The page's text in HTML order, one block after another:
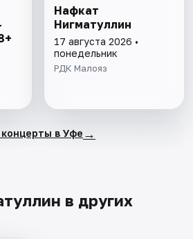
Нафкат
Нигматуллин
17 августа 2026 •
понедельник
РДК Малояз
концерты в Уфе →
в других